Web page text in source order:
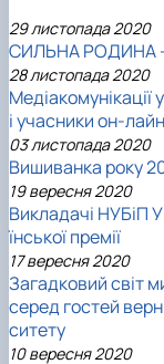
29 листопада 2020
СИЛЬНА РОДИНА
28 листопада 2020
і учасники он-
03 листопада 2020
Вишиванка року
19 вересня 2020
Викладачі НУБіП
їнської премії
17 вересня 2020
Загадковий світ
серед гостей
ситету
10 вересня 2020